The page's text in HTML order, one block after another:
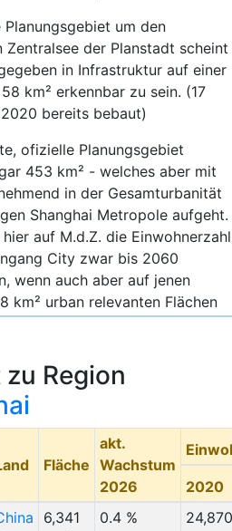
Planungsgebiet um den
Zentralsee der Planstadt scheint
in Infrastruktur auf einer
km² erkennbar zu sein. (17
bereits bebaut)
ofizielle Planungsgebiet
453 km² - welches aber mit
in der Gesamturbanität
Shanghai Metropole aufgeht.
auf M.d.Z. die Einwohnerzahl
City zwar bis 2060
wenn auch aber auf jenen
km² urban relevanten Flächen
von 10.000 Menschen zu
geschätzt, da
in lockerer Bauweise (größere
den Gebäuden) das
werden.
Region
Fläche
akt.
Wachstum
2026
2020
6,341
0.4 %